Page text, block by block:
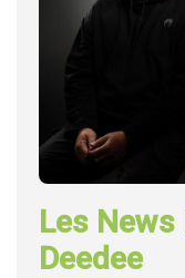
Les
Deedee